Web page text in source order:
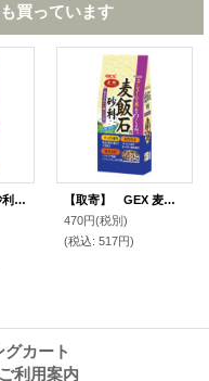
買っています
【取寄】GEX 砂利トルくんミニ
【取寄】 GEX 麦飯石の砂利 １ｋｇ
470円(税別)
(税込: 517円)
カート
ご利用案内